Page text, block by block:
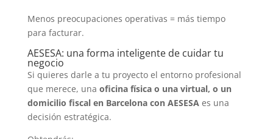
Menos preocupaciones operativas = más tiempo
para facturar.
AESESA: una forma inteligente de cuidar tu
negocio
Si quieres darle a tu proyecto el entorno profesional
que merece, una oficina física o una virtual, o un
domicilio fiscal en Barcelona con AESESA es una
decisión estratégica.